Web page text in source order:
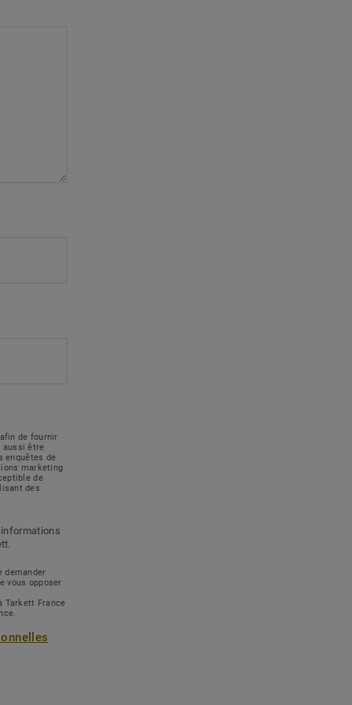
de fournir
aussi être
enquêtes de
marketing
de
des
demander
vous opposer
Tarkett France